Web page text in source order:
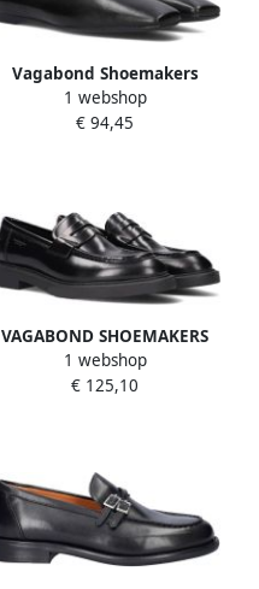
Vagabond Shoemakers
Zwarte Ballerina's Delia 201
Black Dames
1 webshop
€ 94,45
VAGABOND SHOEMAKERS
Loafers Dames Alex W
Maat: 36 Materiaal: Leer
1 webshop
€ 125,10